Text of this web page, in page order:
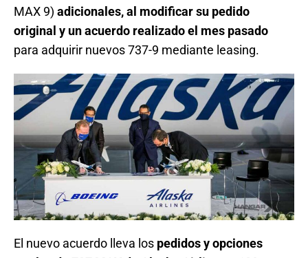
MAX 9) adicionales, al modificar su pedido
original y un acuerdo realizado el mes pasado
para adquirir nuevos 737-9 mediante leasing.
El nuevo acuerdo lleva los pedidos y opciones